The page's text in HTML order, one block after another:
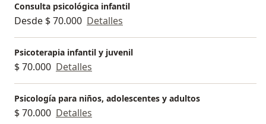
Consulta psicológica infantil
Desde $ 70.000 Detalles
Psicoterapia infantil y juvenil
$ 70.000 Detalles
Psicología para niños, adolescentes y adultos
$ 70.000 Detalles